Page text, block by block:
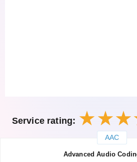
Service rating:
AAC
Advanced Audio